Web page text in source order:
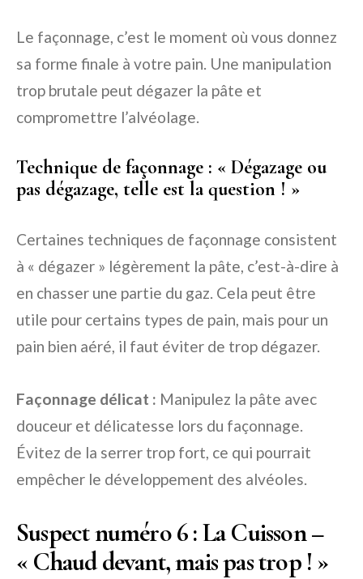
Le façonnage, c’est le moment où vous donnez
sa forme finale à votre pain. Une manipulation
trop brutale peut dégazer la pâte et
compromettre l’alvéolage.
Technique de façonnage : « Dégazage ou
pas dégazage, telle est la question ! »
Certaines techniques de façonnage consistent
à « dégazer » légèrement la pâte, c’est-à-dire à
en chasser une partie du gaz. Cela peut être
utile pour certains types de pain, mais pour un
pain bien aéré, il faut éviter de trop dégazer.
Façonnage délicat : Manipulez la pâte avec
douceur et délicatesse lors du façonnage.
Évitez de la serrer trop fort, ce qui pourrait
empêcher le développement des alvéoles.
Suspect numéro 6 : La Cuisson –
« Chaud devant, mais pas trop ! »